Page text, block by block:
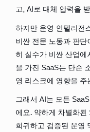
고, AI로 대체 압력을
하지만 운영 인텔리전
비싼 전문 노동과 판
히 실수가 비싼 산업에
을 가진 SaaS는 단순
영 리스크에 영향을 주
그래서 AI는 모든
에요. 약하게 차별화된
희귀하고 검증된 운영